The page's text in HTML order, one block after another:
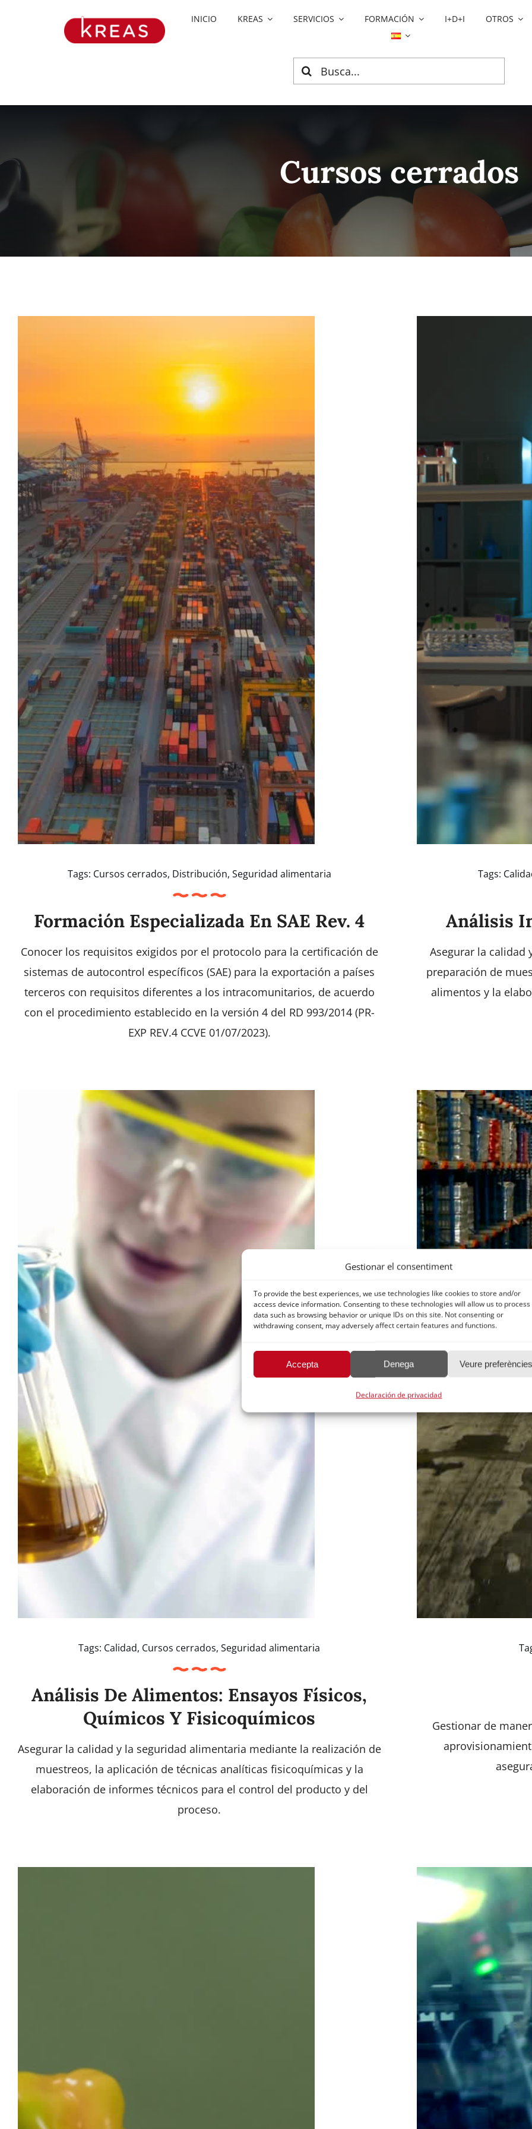
Gestionar el consentiment
To provide the best experiences, we use technologies like cookies to store and/or
access device information. Consenting to these technologies will allow us to process
data such as browsing behavior or unique IDs on this site. Not consenting or
withdrawing consent, may adversely affect certain features and functions.
Accepta Denega Veure preferències
Declaración de privacidad
INICIO KREAS SERVICIOS FORMACIÓN I+D+I OTROS
Search
for:
Cursos cerrados
Tags: Cursos cerrados, Distribución, Seguridad alimentaria
Formación Especializada En SAE Rev. 4
Conocer los requisitos exigidos por el protocolo para la certificación de
sistemas de autocontrol específicos (SAE) para la exportación a países
terceros con requisitos diferentes a los intracomunitarios, de acuerdo
con el procedimiento establecido en la versión 4 del RD 993/2014 (PR-
EXP REV.4 CCVE 01/07/2023).
Tags:
Análisis
Asegurar la calidad
preparación de
alimentos y la
Tags: Calidad, Cursos cerrados,Seguridad alimentaria
Análisis De Alimentos: Ensayos Físicos,
Químicos Y Fisicoquímicos
Asegurar la calidad y la seguridad alimentaria mediante la realización de
muestreos, la aplicación de técnicas analíticas fisicoquímicas y la
elaboración de informes técnicos para el control del producto y del
proceso.
Gestionar de